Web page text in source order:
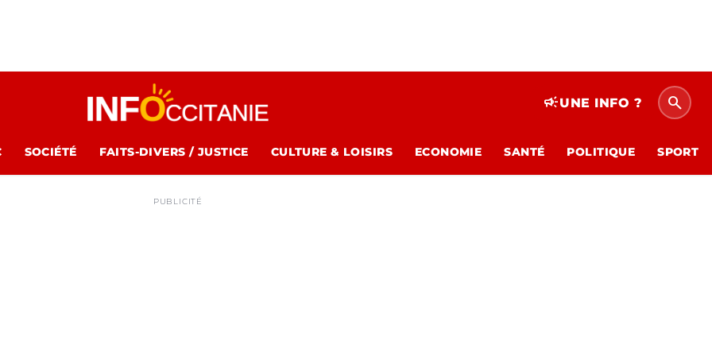
campaignUNE INFO ? search
SOCIÉTÉ FAITS-DIVERS / JUSTICE CULTURE & LOISIRS ECONOMIE SANTÉ POLITIQUE SPORT
PUBLICITÉ